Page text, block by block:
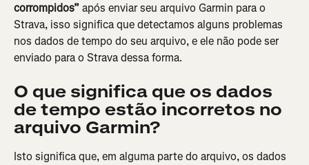
corrompidos” após enviar seu arquivo Garmin para o
Strava, isso significa que detectamos alguns problemas
nos dados de tempo do seu arquivo, e ele não pode ser
enviado para o Strava dessa forma.
O que significa que os dados
de tempo estão incorretos no
arquivo Garmin?
Isto significa que, em alguma parte do arquivo, os dados